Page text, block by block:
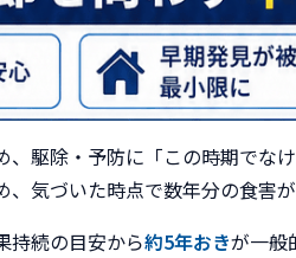
、駆除・予防に「この時期でな
、気づいた時点で数年分の食害
持続の目安から約5年おきが一般